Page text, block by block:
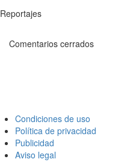
Reportajes
Comentarios cerrados
Condiciones de uso
Política de privacidad
Publicidad
Aviso legal